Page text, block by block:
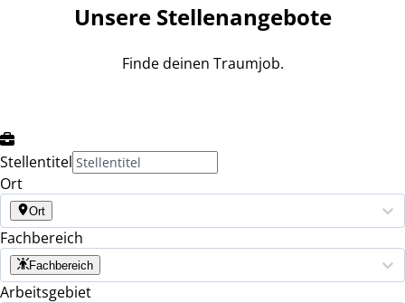
Unsere Stellenangebote
Finde deinen Traumjob.
Stellentitel
Ort
Ort
Fachbereich
Fachbereich
Arbeitsgebiet